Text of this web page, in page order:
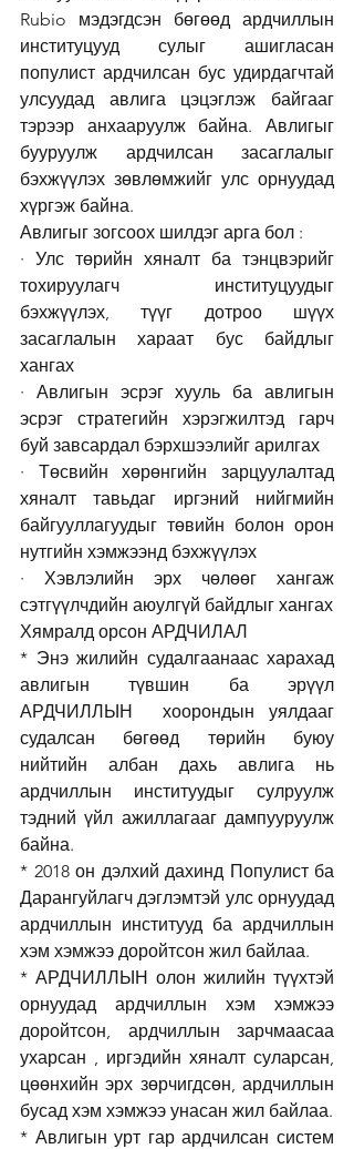
Rubio мэдэгдсэн бөгөөд ардчиллын
институцууд сулыг ашигласан
популист ардчилсан бус удирдагчтай
улсуудад авлига цэцэглэж байгааг
тэрээр анхааруулж байна. Авлигыг
бууруулж ардчилсан засаглалыг
бэхжүүлэх зөвлөмжийг улс орнуудад
хүргэж байна.
Авлигыг зогсоох шилдэг арга бол :
· Улс төрийн хяналт ба тэнцвэрийг
тохируулагч институцуудыг
бэхжүүлэх, түүг дотроо шүүх
засаглалын хараат бус байдлыг
хангах
· Авлигын эсрэг хууль ба авлигын
эсрэг стратегийн хэрэгжилтэд гарч
буй завсардал бэрхшээлийг арилгах
· Төсвийн хөрөнгийн зарцуулалтад
хяналт тавьдаг иргэний нийгмийн
байгууллагуудыг төвийн болон орон
нутгийн хэмжээнд бэхжүүлэх
· Хэвлэлийн эрх чөлөөг хангаж
Хямралд орсон АРДЧИЛАЛ
* Энэ жилийн судалгаанаас харахад
авлигын түвшин ба эрүүл
АРДЧИЛЛЫН  хоорондын уялдааг
судалсан бөгөөд төрийн буюу
нийтийн албан дахь авлига нь
ардчиллын институудыг сулруулж
тэдний үйл ажиллагааг дампууруулж
байна.
* 2018 он дэлхий дахинд Популист ба
Дарангуйлагч дэглэмтэй улс орнуудад
ардчиллын институуд ба ардчиллын
хэм хэмжээ доройтсон жил байлаа.
* АРДЧИЛЛЫН олон жилийн түүхтэй
орнуудад ардчиллын хэм хэмжээ
доройтсон, ардчиллын зарчмаасаа
ухарсан , иргэдийн хяналт суларсан,
цөөнхийн эрх зөрчигдсөн, ардчиллын
бусад хэм хэмжээ унасан жил байлаа.
* Авлигын урт гар ардчилсан систем